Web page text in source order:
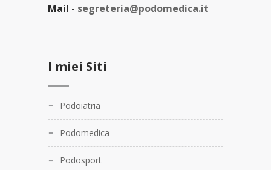
Mail - segreteria@podomedica.it
I miei Siti
Podoiatria
Podomedica
Podosport